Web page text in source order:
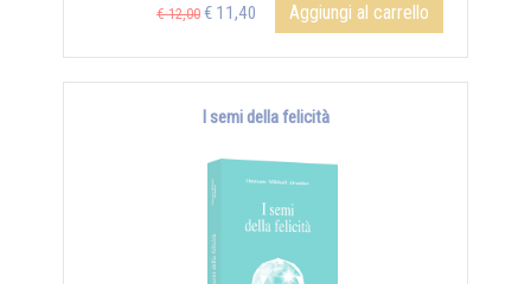
€ 12,00 € 11,40 Aggiungi al carrello
I semi della felicità